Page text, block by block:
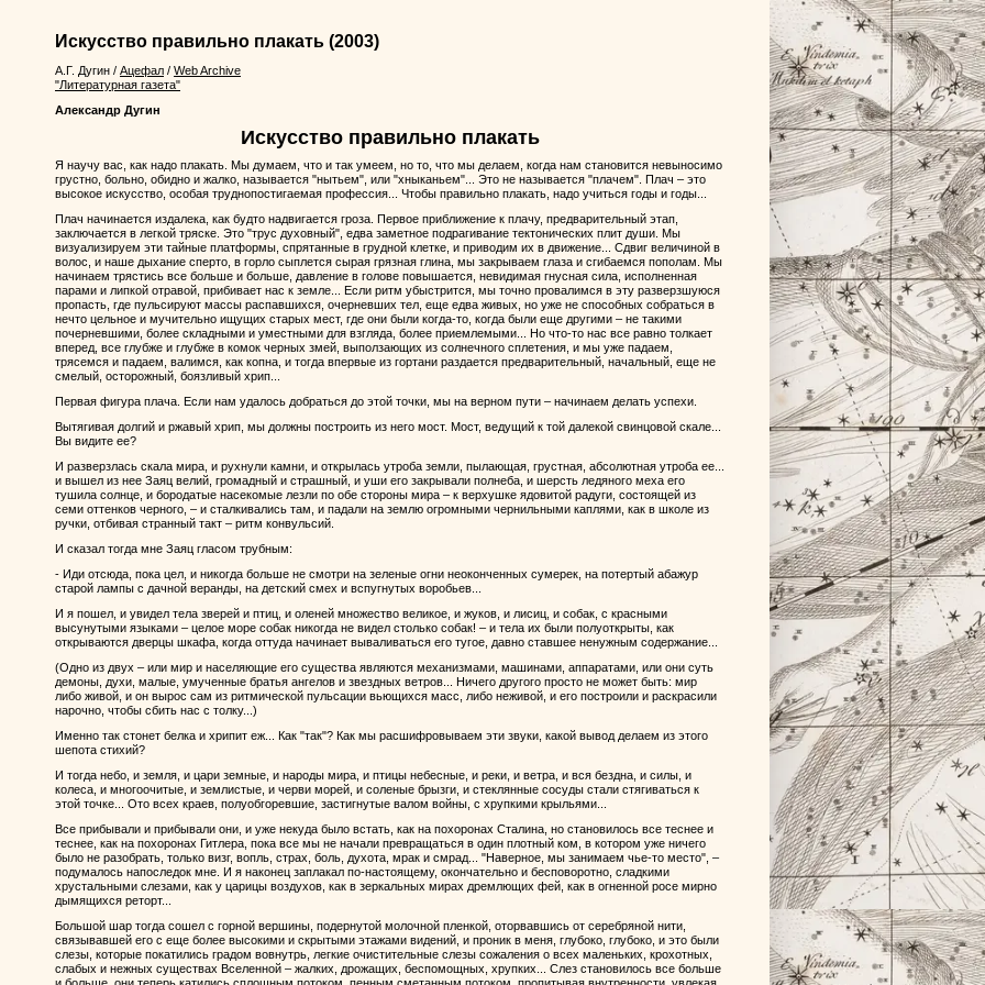
Искусство правильно плакать (2003)
А.Г. Дугин / Ацефал / Web Archive
"Литературная газета"
Александр Дугин
Искусство правильно плакать
Я научу вас, как надо плакать. Мы думаем, что и так умеем, но то, что мы делаем, когда нам становится невыносимо
грустно, больно, обидно и жалко, называется "нытьем", или "хныканьем"... Это не называется "плачем". Плач – это
высокое искусство, особая труднопостигаемая профессия... Чтобы правильно плакать, надо учиться годы и годы...
Плач начинается издалека, как будто надвигается гроза. Первое приближение к плачу, предварительный этап,
заключается в легкой тряске. Это "трус духовный", едва заметное подрагивание тектонических плит души. Мы
визуализируем эти тайные платформы, спрятанные в грудной клетке, и приводим их в движение... Сдвиг величиной в
волос, и наше дыхание сперто, в горло сыплется сырая грязная глина, мы закрываем глаза и сгибаемся пополам. Мы
начинаем трястись все больше и больше, давление в голове повышается, невидимая гнусная сила, исполненная
парами и липкой отравой, прибивает нас к земле... Если ритм убыстрится, мы точно провалимся в эту разверзшуюся
пропасть, где пульсируют массы распавшихся, очерневших тел, еще едва живых, но уже не способных собраться в
нечто цельное и мучительно ищущих старых мест, где они были когда-то, когда были еще другими – не такими
почерневшими, более складными и уместными для взгляда, более приемлемыми... Но что-то нас все равно толкает
вперед, все глубже и глубже в комок черных змей, выползающих из солнечного сплетения, и мы уже падаем,
трясемся и падаем, валимся, как копна, и тогда впервые из гортани раздается предварительный, начальный, еще не
смелый, осторожный, боязливый хрип...
Первая фигура плача. Если нам удалось добраться до этой точки, мы на верном пути – начинаем делать успехи.
Вытягивая долгий и ржавый хрип, мы должны построить из него мост. Мост, ведущий к той далекой свинцовой скале...
Вы видите ее?
И разверзлась скала мира, и рухнули камни, и открылась утроба земли, пылающая, грустная, абсолютная утроба ее...
и вышел из нее Заяц велий, громадный и страшный, и уши его закрывали полнеба, и шерсть ледяного меха его
тушила солнце, и бородатые насекомые лезли по обе стороны мира – к верхушке ядовитой радуги, состоящей из
семи оттенков черного, – и сталкивались там, и падали на землю огромными чернильными каплями, как в школе из
ручки, отбивая странный такт – ритм конвульсий.
И сказал тогда мне Заяц гласом трубным:
- Иди отсюда, пока цел, и никогда больше не смотри на зеленые огни неоконченных сумерек, на потертый абажур
старой лампы с дачной веранды, на детский смех и вспугнутых воробьев...
И я пошел, и увидел тела зверей и птиц, и оленей множество великое, и жуков, и лисиц, и собак, с красными
высунутыми языками – целое море собак никогда не видел столько собак! – и тела их были полуоткрыты, как
открываются дверцы шкафа, когда оттуда начинает вываливаться его тугое, давно ставшее ненужным содержание...
(Одно из двух – или мир и населяющие его существа являются механизмами, машинами, аппаратами, или они суть
демоны, духи, малые, умученные братья ангелов и звездных ветров... Ничего другого просто не может быть: мир
либо живой, и он вырос сам из ритмической пульсации вьющихся масс, либо неживой, и его построили и раскрасили
нарочно, чтобы сбить нас с толку...)
Именно так стонет белка и хрипит еж... Как "так"? Как мы расшифровываем эти звуки, какой вывод делаем из этого
шепота стихий?
И тогда небо, и земля, и цари земные, и народы мира, и птицы небесные, и реки, и ветра, и вся бездна, и силы, и
колеса, и многоочитые, и землистые, и черви морей, и соленые брызги, и стеклянные сосуды стали стягиваться к
этой точке... Ото всех краев, полуобгоревшие, застигнутые валом войны, с хрупкими крыльями...
Все прибывали и прибывали они, и уже некуда было встать, как на похоронах Сталина, но становилось все теснее и
теснее, как на похоронах Гитлера, пока все мы не начали превращаться в один плотный ком, в котором уже ничего
было не разобрать, только визг, вопль, страх, боль, духота, мрак и смрад... "Наверное, мы занимаем чье-то место", –
подумалось напоследок мне. И я наконец заплакал по-настоящему, окончательно и бесповоротно, сладкими
хрустальными слезами, как у царицы воздухов, как в зеркальных мирах дремлющих фей, как в огненной росе мирно
дымящихся реторт...
Большой шар тогда сошел с горной вершины, подернутой молочной пленкой, оторвавшись от серебряной нити,
связывавшей его с еще более высокими и скрытыми этажами видений, и проник в меня, глубоко, глубоко, и это были
слезы, которые покатились градом вовнутрь, легкие очистительные слезы сожаления о всех маленьких, крохотных,
слабых и нежных существах Вселенной – жалких, дрожащих, беспомощных, хрупких... Слез становилось все больше